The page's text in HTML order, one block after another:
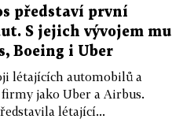
představí první
S jejich vývojem mu
Boeing i Uber
létajících automobilů a
jako Uber a Airbus.
létající...